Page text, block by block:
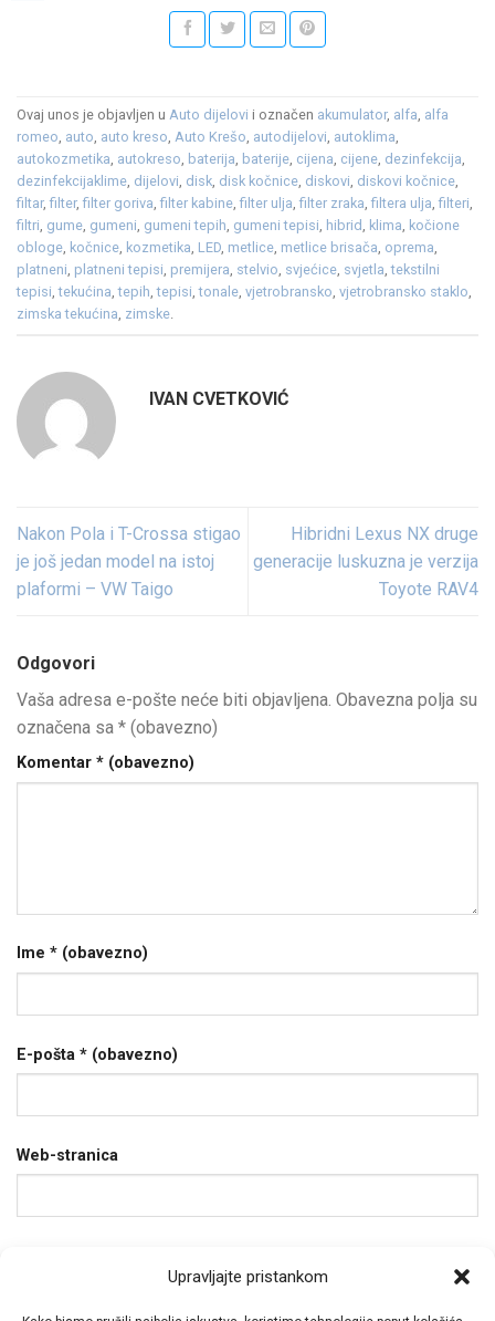
Upravljajte pristankom
Ovaj unos je objavljen u Auto dijelovi i označen akumulator, alfa, alfa
romeo, auto, auto kreso, Auto Krešo, autodijelovi, autoklima,
autokozmetika, autokreso, baterija, baterije, cijena, cijene, dezinfekcija,
dezinfekcijaklime, dijelovi, disk, disk kočnice, diskovi, diskovi kočnice,
filtar,filter,filter goriva,filter kabine,filter ulja,filter zraka,filtera ulja,filteri,
filtri, gume, gumeni, gumeni tepih, gumeni tepisi, hibrid, klima, kočione
obloge, kočnice, kozmetika, LED, metlice, metlice brisača, oprema,
platneni, platneni tepisi, premijera, stelvio, svjećice, svjetla,tekstilni
tepisi,tekućina,tepih,tepisi,tonale, vjetrobransko, vjetrobransko staklo,
zimska tekućina, zimske.
IVAN CVETKOVIĆ
Nakon Pola i T-Crossa stigao
je još jedan model na istoj
plaformi – VW Taigo
Hibridni Lexus NX druge
generacije luskuzna je verzija
Toyote RAV4
Odgovori
Vaša adresa e-pošte neće biti objavljena. Obavezna polja su
označena sa * (obavezno)
Komentar * (obavezno)
Ime * (obavezno)
E-pošta * (obavezno)
Web-stranica